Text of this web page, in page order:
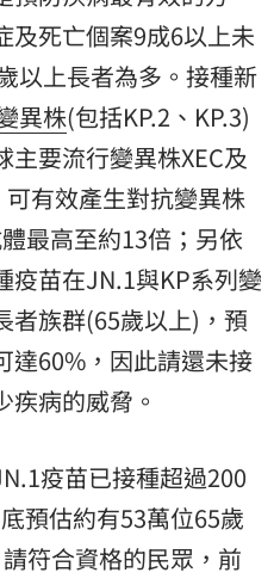
及死亡個案9成6以上未
以上長者為多。接種新
異株(包括KP.2、KP.3)
主要流行變異株XEC及
有效產生對抗變異株
最高至約13倍；另依
疫苗在JN.1與KP系列變
者族群(65歲以上)，預
達60%，因此請還未接
病的威脅。
疫苗已接種超過200
預估約有53萬位65歲
符合資格的民眾，前